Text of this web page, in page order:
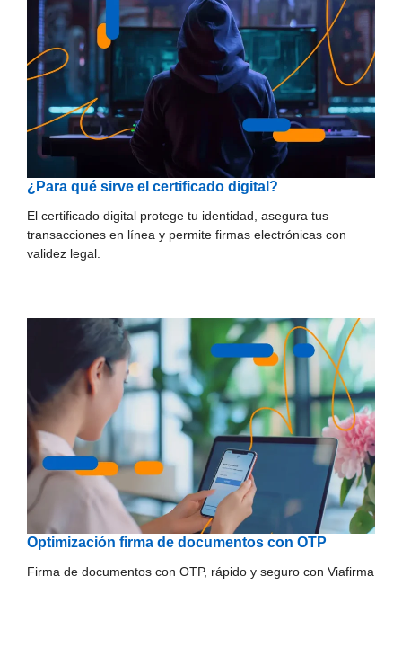
¿Para qué sirve el certificado digital?
El certificado digital protege tu identidad, asegura tus
transacciones en línea y permite firmas electrónicas con
validez legal.
Optimización firma de documentos con OTP
Firma de documentos con OTP, rápido y seguro con Viafirma